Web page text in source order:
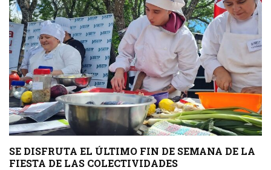
SE DISFRUTA EL ÚLTIMO FIN DE SEMANA DE LA
FIESTA DE LAS COLECTIVIDADES